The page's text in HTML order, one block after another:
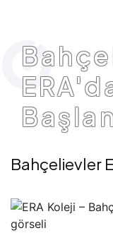
Bahçelievler